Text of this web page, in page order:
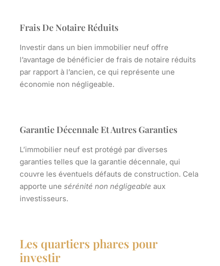
Frais De Notaire Réduits
Investir dans un bien immobilier neuf offre
l’avantage de bénéficier de frais de notaire réduits
par rapport à l’ancien, ce qui représente une
économie non négligeable.
Garantie Décennale Et Autres Garanties
L’immobilier neuf est protégé par diverses
garanties telles que la garantie décennale, qui
couvre les éventuels défauts de construction. Cela
apporte une sérénité non négligeable aux
investisseurs.
Les quartiers phares pour
investir